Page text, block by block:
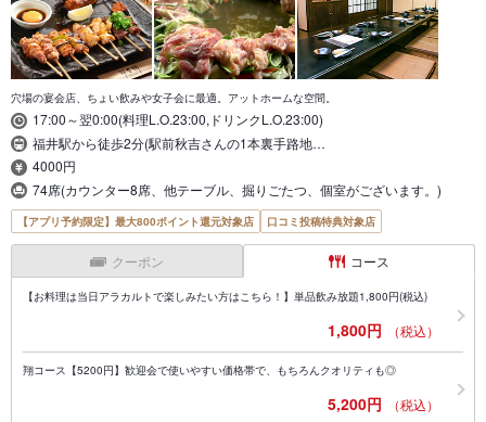
穴場の宴会店、ちょい飲みや女子会に最適。アットホームな空間。
17:00～翌0:00(料理L.O.23:00,ドリンクL.O.23:00)
福井駅から徒歩2分(駅前秋吉さんの1本裏手路地…
4000円
74席(カウンター8席、他テーブル、掘りごたつ、個室がございます。)
【アプリ予約限定】最大800ポイント還元対象店 口コミ投稿特典対象店
クーポン コース
【お料理は当日アラカルトで楽しみたい方はこちら！】単品飲み放題1,800円(税込)
1,800円 （税込）
翔コース【5200円】歓迎会で使いやすい価格帯で、もちろんクオリティも◎
5,200円 （税込）